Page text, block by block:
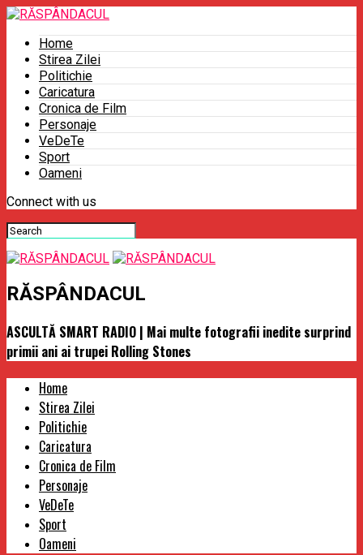
Home
Stirea Zilei
Politichie
Caricatura
Cronica de Film
Personaje
VeDeTe
Sport
Oameni
Connect with us
RĂSPÂNDACUL
ASCULTĂ SMART RADIO | Mai multe fotografii inedite surprind
primii ani ai trupei Rolling Stones
Home
Stirea Zilei
Politichie
Caricatura
Cronica de Film
Personaje
VeDeTe
Sport
Oameni